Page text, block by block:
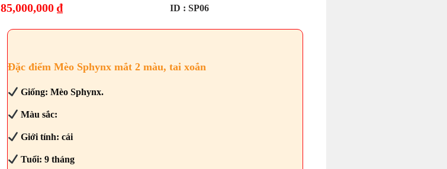
85,000,000 ₫ ID : SP06
Đặc điểm Mèo Sphynx mắt 2 màu, tai xoắn
Giống: Mèo Sphynx.
Màu sắc:
Giới tính: cái
Tuổi: 9 tháng